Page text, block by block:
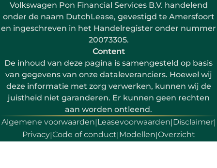
Volkswagen Pon Financial Services B.V. handelend
onder de naam DutchLease, gevestigd te Amersfoort
en ingeschreven in het Handelregister onder nummer
20073305.
Content
De inhoud van deze pagina is samengesteld op basis
van gegevens van onze dataleveranciers. Hoewel wij
deze informatie met zorg verwerken, kunnen wij de
juistheid niet garanderen. Er kunnen geen rechten
aan worden ontleend.
Algemene voorwaarden|Leasevoorwaarden|Disclaimer|
Privacy|Code of conduct|Modellen|Overzicht